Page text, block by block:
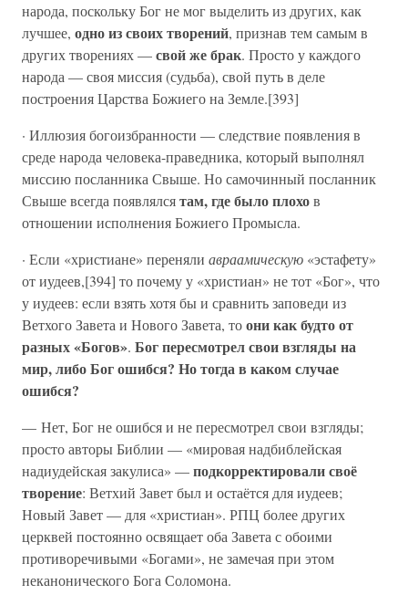
народа, поскольку Бог не мог выделить из других, как
лучшее, одно из своих творений, признав тем самым в
других творениях —свой же брак. Просто у каждого
народа — своя миссия (судьба), свой путь в деле
построения Царства Божиего на Земле.[393]
· Иллюзия богоизбранности — следствие появления в
среде народа человека-праведника, который выполнял
миссию посланника Свыше. Но самочинный посланник
Свыше всегда появлялсятам, где было плохов
отношении исполнения Божиего Промысла.
· Если «христиане» переняли авраамическую «эстафету»
от иудеев,[394] то почему у «христиан» не тот «Бог», что
у иудеев: если взять хотя бы и сравнить заповеди из
Ветхого Завета и Нового Завета, тоони как будто от
разных «Богов». Бог пересмотрел свои взгляды на
мир, либо Бог ошибся? Но тогда в каком случае
ошибся?
— Нет, Бог не ошибся и не пересмотрел свои взгляды;
просто авторы Библии — «мировая надбиблейская
надиудейская закулиса» —подкорректировали своё
творение: Ветхий Завет был и остаётся для иудеев;
Новый Завет — для «христиан». РПЦ более других
церквей постоянно освящает оба Завета с обоими
противоречивыми «Богами», не замечая при этом
неканонического Бога Соломона.